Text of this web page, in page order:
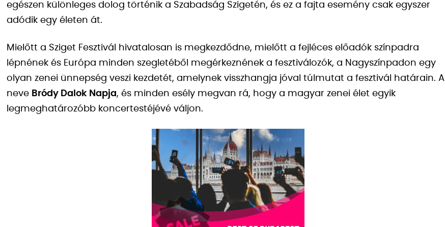
egészen különleges dolog történik a Szabadság Szigetén, és ez a fajta esemény csak egyszer
adódik egy életen át.
Mielőtt a Sziget Fesztivál hivatalosan is megkezdődne, mielőtt a fejléces előadók színpadra
lépnének és Európa minden szegletéből megérkeznének a fesztiválozók, a Nagyszínpadon egy
olyan zenei ünnepség veszi kezdetét, amelynek visszhangja jóval túlmutat a fesztivál határain. A
neve Bródy Dalok Napja, és minden esély megvan rá, hogy a magyar zenei élet egyik
legmeghatározóbb koncertestéjévé váljon.